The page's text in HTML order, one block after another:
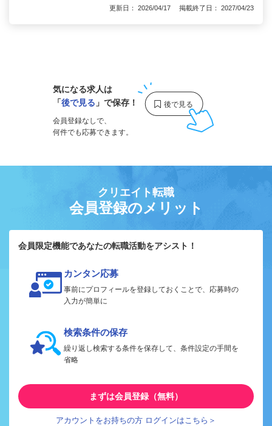
更新日： 2026/04/17 掲載終了日： 2027/04/23
気になる求人は
「後で見る 」で保存！
会員登録なしで、
何件でも応募できます。
クリエイト転職
会員登録のメリット
会員限定機能であなたの転職活動をアシスト！
カンタン応募
事前にプロフィールを登録しておくことで、応募時の
入力が簡単に
検索条件の保存
繰り返し検索する条件を保存して、条件設定の手間を
省略
まずは会員登録（無料）
アカウントをお持ちの方 ログインはこちら＞